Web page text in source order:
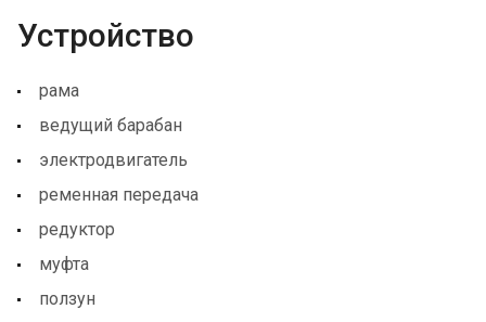
Устройство
рама
ведущий барабан
электродвигатель
ременная передача
редуктор
муфта
ползун